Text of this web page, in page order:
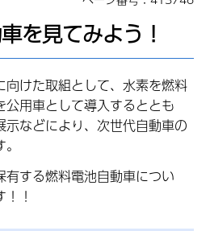
を見てみよう！
向けた取組として、水素を燃料
公用車として導入するととも
示などにより、次世代自動車の
有する燃料電池自動車につい
！